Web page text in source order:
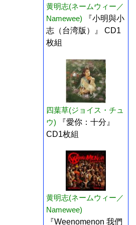
黄明志(ネームウィー／
Namewee)
『小明與小
志（台湾版）』 CD1
枚組
四葉草(ジョイス・チュ
ウ)
『愛你：十分』
CD1枚組
黄明志(ネームウィー／
Namewee)
『Weenomenon 我們